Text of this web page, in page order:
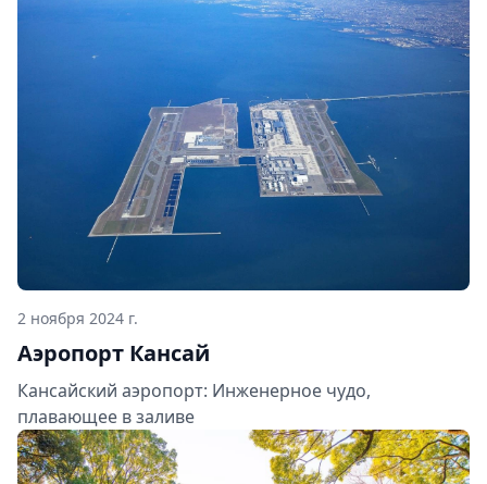
2 ноября 2024 г.
Аэропорт Кансай
Кансайский аэропорт: Инженерное чудо,
плавающее в заливе